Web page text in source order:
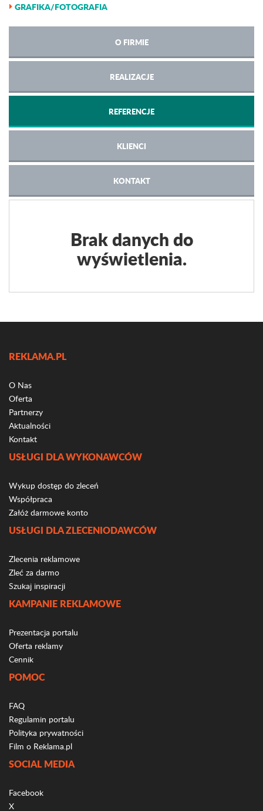
GRAFIKA/FOTOGRAFIA
O FIRMIE
REALIZACJE
REFERENCJE
KLIENCI
KONTAKT
Brak danych do
wyświetlenia.
REKLAMA.PL
O Nas
Oferta
Partnerzy
Aktualności
Kontakt
USŁUGI DLA WYKONAWCÓW
Wykup dostęp do zleceń
Współpraca
Załóż darmowe konto
USŁUGI DLA ZLECENIODAWCÓW
Zlecenia reklamowe
Zleć za darmo
Szukaj inspiracji
KAMPANIE REKLAMOWE
Prezentacja portalu
Oferta reklamy
Cennik
POMOC
FAQ
Regulamin portalu
Polityka prywatności
Film o Reklama.pl
SOCIAL MEDIA
Facebook
X